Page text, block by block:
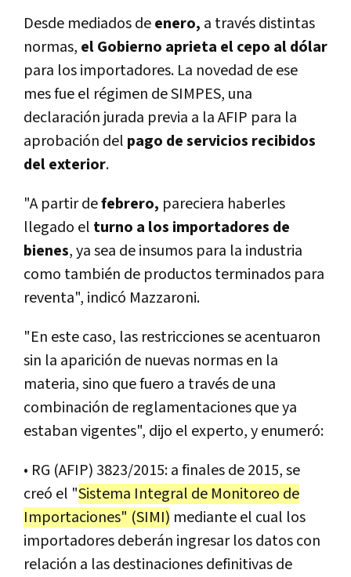
Desde mediados deenero, a través distintas
normas, el Gobierno aprieta el cepo al dólar
para los importadores. La novedad de ese
mes fue el régimen de SIMPES, una
declaración jurada previa a la AFIP para la
aprobación del pago de servicios recibidos
del exterior.
"A partir defebrero, pareciera haberles
llegado el turno a los importadores de
bienes, ya sea de insumos para la industria
como también de productos terminados para
reventa", indicó Mazzaroni.
"En este caso, las restricciones se acentuaron
sin la aparición de nuevas normas en la
materia, sino que fuero a través de una
combinación de reglamentaciones que ya
estaban vigentes", dijo el experto, y enumeró:
• RG (AFIP) 3823/2015: a finales de 2015, se
creó el "Sistema Integral de Monitoreo de
Importaciones" (SIMI) mediante el cual los
importadores deberán ingresar los datos con
relación a las destinaciones definitivas de